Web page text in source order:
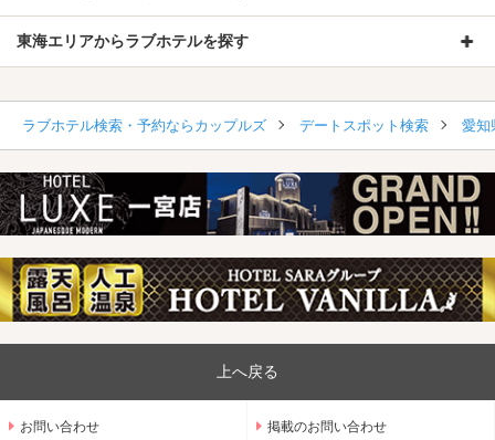
東海エリアからラブホテルを探す
ラブホテル検索・予約ならカップルズ デートスポット検索 愛知
上へ戻る
お問い合わせ 掲載のお問い合わせ